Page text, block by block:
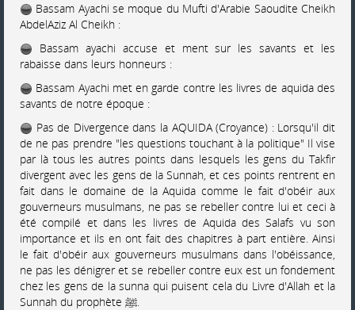
Bassam Ayachi se moque du Mufti d'Arabie Saoudite Cheikh
AbdelAziz Al Cheikh :
Bassam ayachi accuse et ment sur les savants et les
rabaisse dans leurs honneurs :
Bassam Ayachi met en garde contre les livres de aquida des
savants de notre époque :
Pas de Divergence dans la AQUIDA (Croyance) : Lorsqu'il dit
de ne pas prendre "les questions touchant à la politique" Il vise
par là tous les autres points dans lesquels les gens du Takfir
divergent avec les gens de la Sunnah, et ces points rentrent en
fait dans le domaine de la Aquida comme le fait d'obéir aux
gouverneurs musulmans, ne pas se rebeller contre lui et ceci à
été compilé et dans les livres de Aquida des Salafs vu son
importance et ils en ont fait des chapitres à part entière. Ainsi
le fait d'obéir aux gouverneurs musulmans dans l'obéissance,
ne pas les dénigrer et se rebeller contre eux est un fondement
chez les gens de la sunna qui puisent cela du Livre d'Allah et la
Sunnah du prophète ﷺ.